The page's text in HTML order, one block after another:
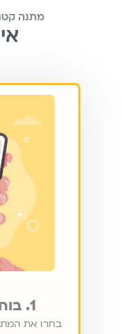
מתנה
1. בוחרים את המתנה
בחרו את